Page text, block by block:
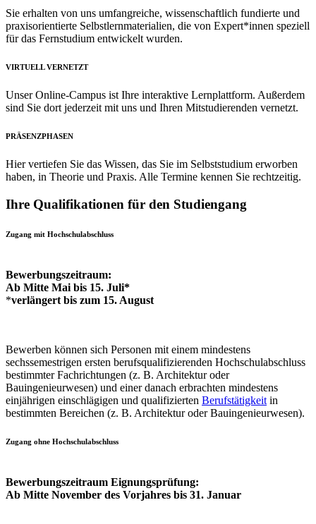
Sie erhalten von uns umfangreiche, wissenschaftlich fundierte und
praxisorientierte Selbstlernmaterialien, die von Expert*innen speziell
für das Fernstudium entwickelt wurden.
VIRTUELL VERNETZT
Unser Online-Campus ist Ihre interaktive Lernplattform. Außerdem
sind Sie dort jederzeit mit uns und Ihren Mitstudierenden vernetzt.
PRÄSENZPHASEN
Hier vertiefen Sie das Wissen, das Sie im Selbststudium erworben
haben, in Theorie und Praxis. Alle Termine kennen Sie rechtzeitig.
Ihre Qualifikationen für den Studiengang
Zugang mit Hochschulabschluss
Bewerbungszeitraum:
Ab Mitte Mai bis 15. Juli*
*verlängert bis zum 15. August
Bewerben können sich Personen mit einem mindestens
sechssemestrigen ersten berufsqualifizierenden Hochschulabschluss
bestimmter Fachrichtungen (z. B. Architektur oder
Bauingenieurwesen) und einer danach erbrachten mindestens
einjährigen einschlägigen und qualifizierten Berufstätigkeit in
bestimmten Bereichen (z. B. Architektur oder Bauingenieurwesen).
Zugang ohne Hochschulabschluss
Bewerbungszeitraum Eignungsprüfung:
Ab Mitte November des Vorjahres bis 31. Januar